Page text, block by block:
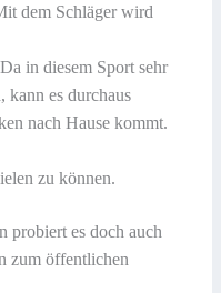
dem Schläger wird
in diesem Sport sehr
es durchaus
nach Hause kommt.
zu können.
probiert es doch auch
zum öffentlichen